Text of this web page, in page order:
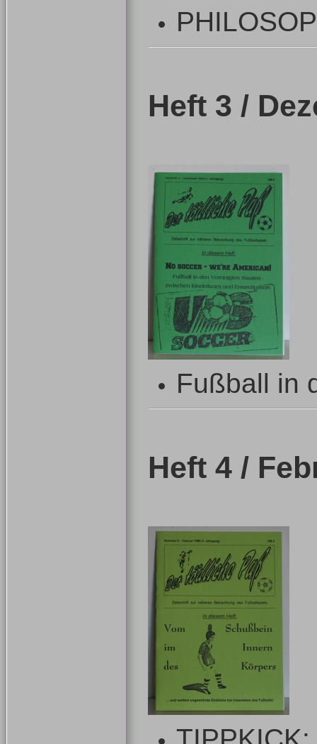
Heft 3 /
Fußball in
Heft 4 /